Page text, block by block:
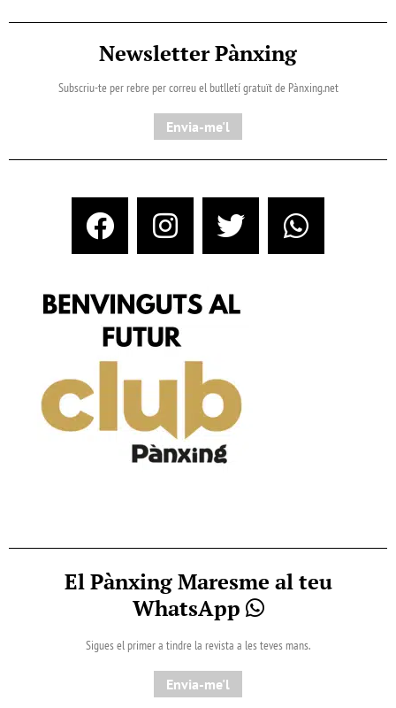
Newsletter Pànxing
Subscriu-te per rebre per correu el butlletí gratuït de Pànxing.net​
Envia-me'l
El Pànxing Maresme al teu
WhatsApp
Sigues el primer a tindre la revista a les teves mans.
Envia-me'l